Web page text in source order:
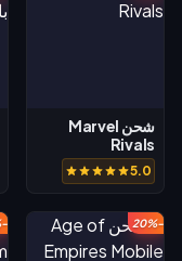
شحن Marvel
Rivals
5.0
-20%
-20%